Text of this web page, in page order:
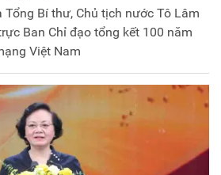
Tổng Bí thư, Chủ tịch nước Tô Lâm
Ban Chỉ đạo tổng kết 100 năm
Việt Nam